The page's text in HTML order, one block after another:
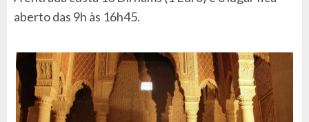
aberto das 9h às 16h45.